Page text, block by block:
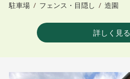
駐車場/ フェンス・目隠し / 造園
詳しく見る